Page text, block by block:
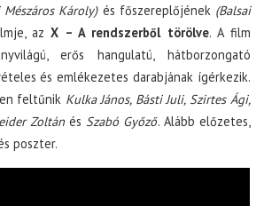
Mészáros Károly)és főszereplőjének (Balsai
azX – A rendszerből törölve. A film
erős hangulatú, hátborzongató
és emlékezetes darabjának ígérkezik.
feltűnik Kulka János, Básti Juli, Szirtes Ági,
Zoltánés Szabó Győző. Alább előzetes,
poszter.